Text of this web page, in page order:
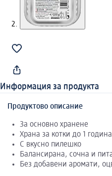
Информация за продукта
Продуктово описание
За основно хранене
Храна за котки до 1 година
С вкусно пилешко
Балансирана, сочна и
Без добавени аромати,